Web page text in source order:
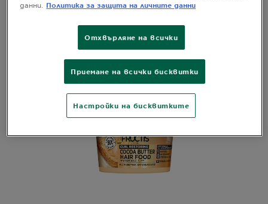
данни.
Политика за защита на личните данни
Отхвърляне на всички
Приемане на всички бисквитки
Настройки на бисквитките